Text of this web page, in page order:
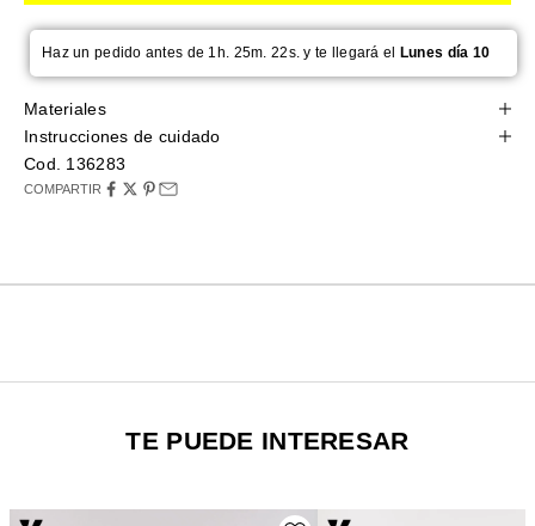
Haz un pedido antes de 1h. 25m. 22s. y te llegará el Lunes día 10
Materiales
Instrucciones de cuidado
Cod. 136283
COMPARTIR
TE PUEDE INTERESAR